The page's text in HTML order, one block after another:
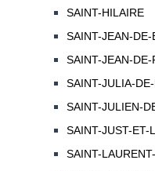
SAINT-HILAIRE
SAINT-JEAN-DE-
SAINT-JEAN-DE-
SAINT-JULIA-
SAINT-JULIEN-
SAINT-JUST-ET-
SAINT-